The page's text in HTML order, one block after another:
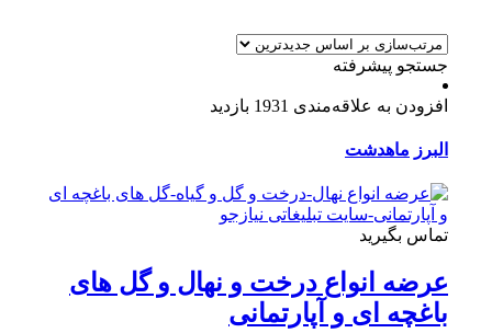
جستجو پیشرفته
افزودن به علاقه‌مندی 1931 بازدید
البرز ماهدشت
تماس بگیرید
عرضه انواع درخت و نهال و گل های
باغچه ای و آپارتمانی